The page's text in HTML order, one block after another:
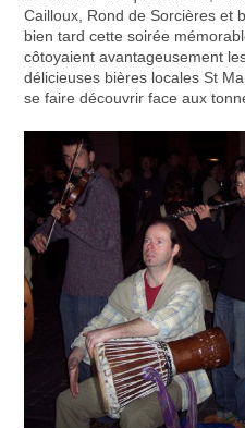
Cailloux, Rond de Sorcières et
bien tard cette soirée
côtoyaient avantageusement
délicieuses bières locales St
se faire découvrir face aux